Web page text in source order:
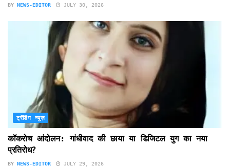
BY NEWS-EDITOR JULY 30, 2026
ट्रेंडिंग न्यूज़
कॉकरोच आंदोलन: गांधीवाद की छाया या डिजिटल युग का नया
प्रतिरोध?
BY NEWS-EDITOR JULY 29, 2026